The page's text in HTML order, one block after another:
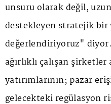
unsuru olarak değil,
destekleyen stratejik bir
değerlendiriyoruz"
ağırlıklı çalışan
yatırımlarının; pazar
gelecekteki regülasyon